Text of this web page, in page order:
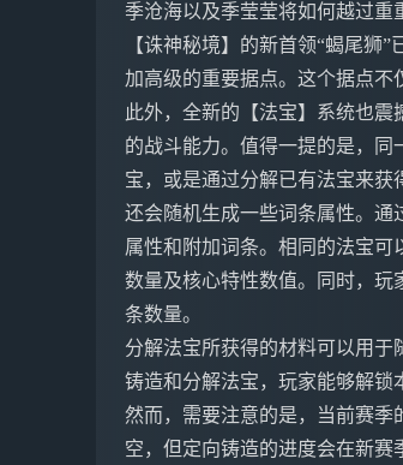
季沧海以及季莹莹将如何越过重
【诛神秘境】的新首领“蝎尾狮
加高级的重要据点。这个据点不
此外，全新的【法宝】系统也震
的战斗能力。值得一提的是，
宝，或是通过分解已有法宝来获
还会随机生成一些词条属性。通
属性和附加词条。相同的法宝
数量及核心特性数值。同时，玩
条数量。
分解法宝所获得的材料可以用
铸造和分解法宝，玩家能够解锁
然而，需要注意的是，当前赛季
空，但定向铸造的进度会在新赛